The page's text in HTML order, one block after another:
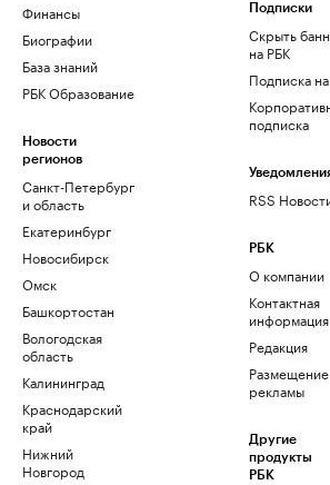
Финансы
Биографии
База знаний
РБК Образование
Новости
регионов
Санкт-Петербург
и область
Екатеринбург
Новосибирск
Омск
Башкортостан
Вологодская
область
Калининград
Краснодарский
край
Нижний
Новгород
Подписки
Скрыть
на РБК
Подписка
подписка
RSS
РБК
О компании
Контактная
информация
Редакция
Размещение
рекламы
Другие
продукты
РБК